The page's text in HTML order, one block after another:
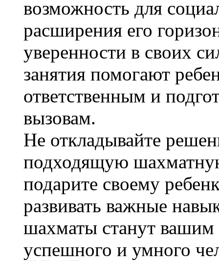
возможность для
расширения его
уверенности в своих
занятия помогают
ответственным и
вызовам.
Не откладывайте
подходящую
подарите своему
развивать важные
шахматы станут
успешного и умного